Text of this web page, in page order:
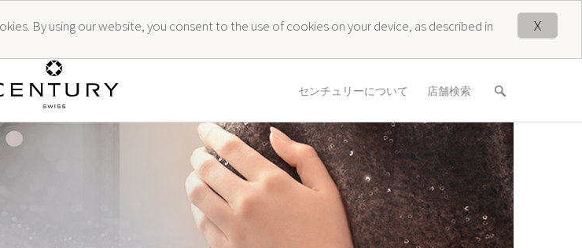
X
By using our website, you consent to the use of cookies on your device, as described in
センチュリーについて 店舗検索